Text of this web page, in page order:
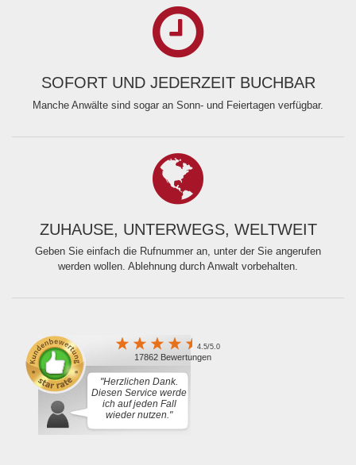
SOFORT UND JEDERZEIT BUCHBAR
Manche Anwälte sind sogar an Sonn- und Feiertagen verfügbar.
ZUHAUSE, UNTERWEGS, WELTWEIT
Geben Sie einfach die Rufnummer an, unter der Sie angerufen
werden wollen. Ablehnung durch Anwalt vorbehalten.
4.5/5.0
17862 Bewertungen
"Herzlichen Dank.
Diesen Service werde
ich auf jeden Fall
wieder nutzen."